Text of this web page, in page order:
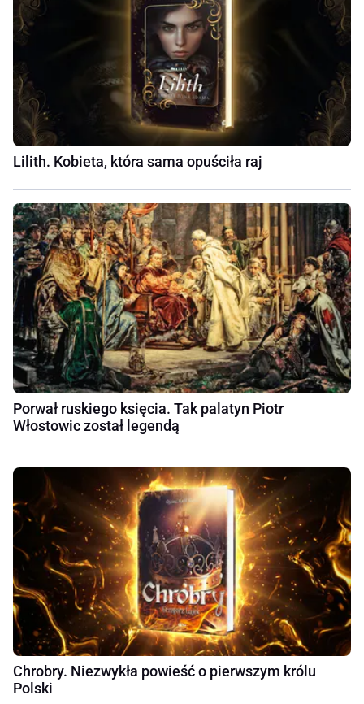
Lilith. Kobieta, która sama opuściła raj
Porwał ruskiego księcia. Tak palatyn Piotr
Włostowic został legendą
Chrobry. Niezwykła powieść o pierwszym królu
Polski